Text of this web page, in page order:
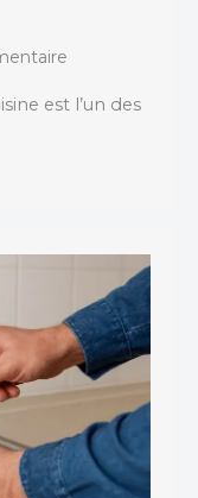
est l’un des